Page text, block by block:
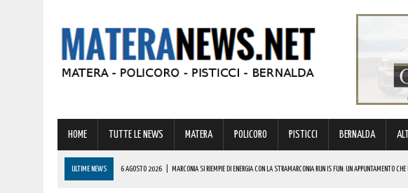
HOME TUTTE LE NEWS MATERA POLICORO PISTICCI BERNALDA
ULTIME NEWS 6 AGOSTO 2026 MARCONIA SI RIEMPIE DI ENERGIA CON LA STRAMARCONIA RUN IS FUN: UN APPUNTAMENTO